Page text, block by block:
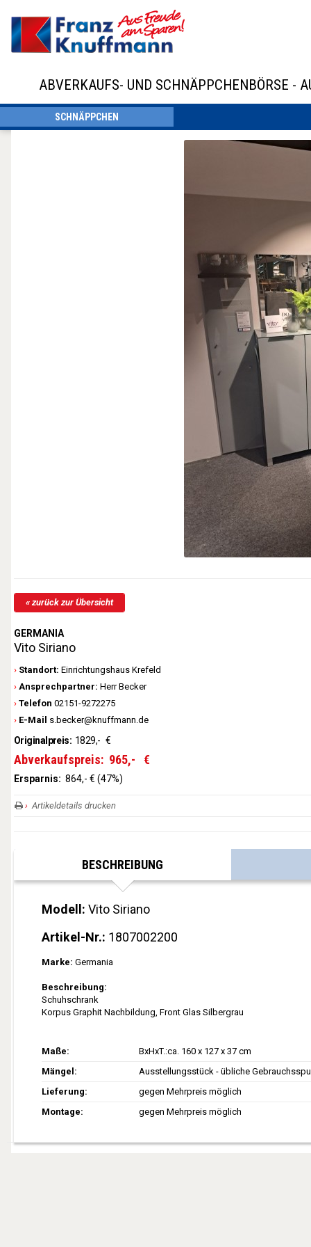
ABVERKAUFS- UND SCHNÄPPCHENBÖRSE -
SCHNÄPPCHEN
« zurück zur Übersicht
GERMANIA
Vito Siriano
Standort: Einrichtungshaus Krefeld
Ansprechpartner: Herr Becker
Telefon 02151-9272275
E-Mail s.becker@knuffmann.de
Originalpreis: 1829,- €
Abverkaufspreis: 965,- €
Ersparnis: 864,- € (47%)
Artikeldetails drucken
BESCHREIBUNG
Modell: Vito Siriano
Artikel-Nr.: 1807002200
Marke: Germania
Beschreibung:
Schuhschrank
Korpus Graphit Nachbildung, Front Glas Silbergrau
Maße
BxHxT.:ca. 160 x 127 x 37 cm
Mängel
Ausstellungsstück - übliche
Lieferung
gegen Mehrpreis möglich
Montage
gegen Mehrpreis möglich